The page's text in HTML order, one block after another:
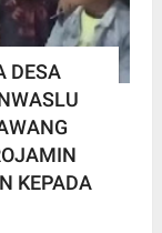
DESA
KEPADA